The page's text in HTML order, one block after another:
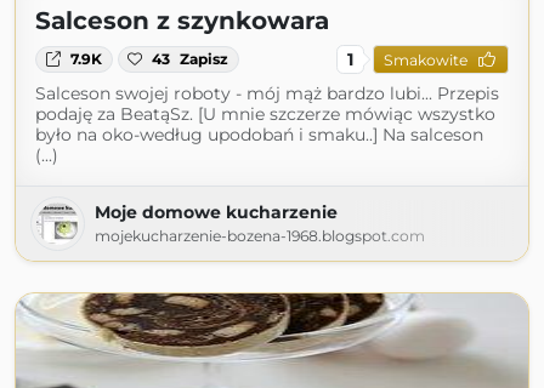
Salceson z szynkowara
7.9K 43 Zapisz 1 Smakowite
Salceson swojej roboty - mój mąż bardzo lubi... Przepis
podaję za BeatąSz. [U mnie szczerze mówiąc wszystko
było na oko-według upodobań i smaku..] Na salceson
(...)
Moje domowe kucharzenie
mojekucharzenie-bozena-1968.blogspot.com